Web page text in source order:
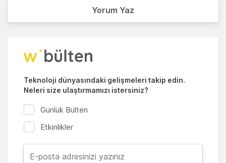
Yorum Yaz
Teknoloji dünyasındaki gelişmeleri takip edin.
Neleri size ulaştırmamızı istersiniz?
Günlük Bülten
Etkinlikler